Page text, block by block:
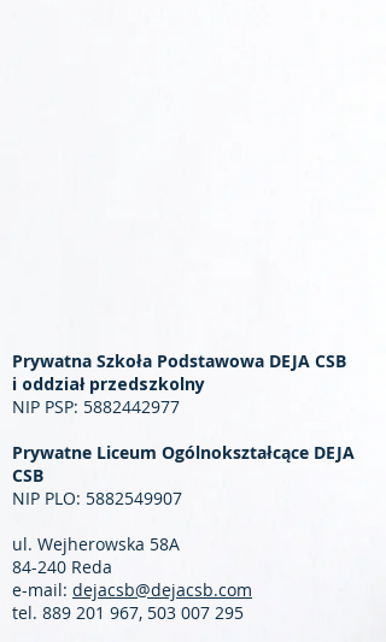
Prywatna Szkoła Podstawowa DEJA CSB
i oddział przedszkolny
NIP PSP: 5882442977
Prywatne Liceum Ogólnokształcące DEJA
CSB
NIP PLO: 5882549907
ul. Wejherowska 58A
84-240 Reda
e-mail: dejacsb@dejacsb.com
tel. 889 201 967, 503 007 295